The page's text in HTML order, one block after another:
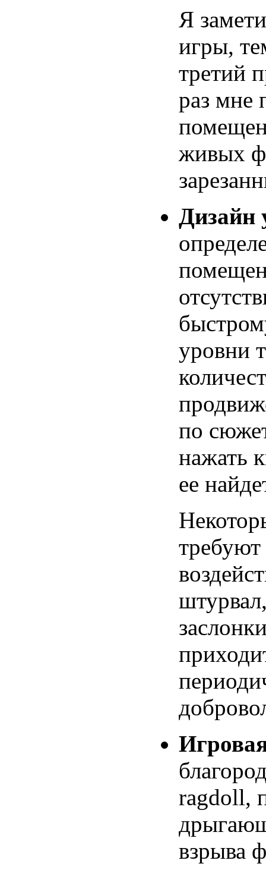
Я
игры,
третий
раз мне
живых
Дизайн
уровни
по
нажать
ее
требуют
ragdoll,
взрыва